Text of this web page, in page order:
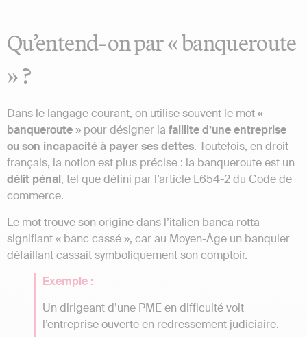
Qu’entend-on par « banqueroute
» ?
Dans le langage courant, on utilise souvent le mot «
banqueroute» pour désigner la faillite d’une entreprise
ou son incapacité à payer ses dettes. Toutefois, en droit
français, la notion est plus précise : la banqueroute est un
délit pénal, tel que défini par l’article L654-2 du Code de
commerce.
Le mot trouve son origine dans l’italien banca rotta
signifiant « banc cassé », car au Moyen-Âge un banquier
défaillant cassait symboliquement son comptoir.
Exemple :
Un dirigeant d’une PME en difficulté voit
l’entreprise ouverte en redressement judiciaire.